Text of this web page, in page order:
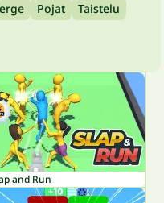
Pojat
Taistelu
and Run